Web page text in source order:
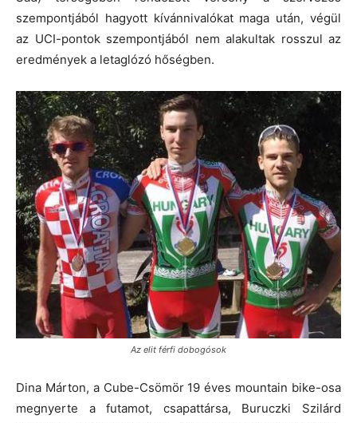
szempontjából hagyott kívánnivalókat maga után, végül
az UCI-pontok szempontjából nem alakultak rosszul az
eredmények a letaglózó hőségben.
Az elit férfi dobogósok
Dina Márton, a Cube-Csömör 19 éves mountain bike-osa
megnyerte a futamot, csapattársa, Buruczki Szilárd